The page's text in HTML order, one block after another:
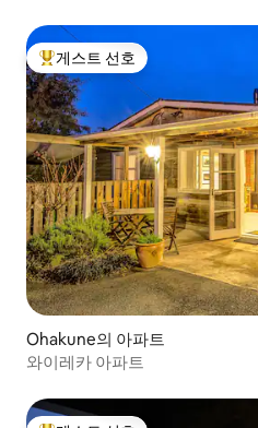
상위 게스트 선호
게스트 선호
Ohakune의 아파트
와이레카 아파트